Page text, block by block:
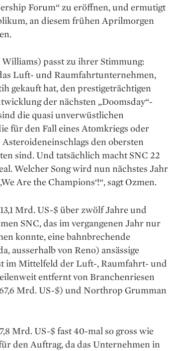
Forum“ zu eröffnen, und ermutigt
an diesem frühen Aprilmorgen
passt zu ihrer Stimmung:
Luft- und Raumfahrt­unternehmen,
gekauft hat, den prestigeträchtigen
der nächsten „Doomsday“-
die quasi unverwüstlichen
für den Fall eines Atomkriegs oder
den obersten
sind. Und tatsächlich macht SNC 22
Welcher Song wird nun nächstes Jahr
Are the Champions‘!“, sagt Ozmen.
Mrd. US-$ über zwölf Jahre und
SNC, das im vergangenen Jahr nur
konnte, eine bahnbrechende
ausserhalb von Reno) ansässige
im Mittelfeld der Luft-, Raumfahrt- und
entfernt von Branchenriesen
Mrd. US-$) und Northrop Grumman
Mrd. US-$ fast 40-mal so gross wie
den Auftrag, da das Unternehmen in